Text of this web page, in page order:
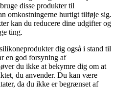
disse produkter til
omkostningerne hurtigt tilføje sig.
kan du reducere dine udgifter og
ting.
dig også i stand til
en god forsyning af
du ikke at bekymre dig om at
du anvender. Du kan være
da du ikke er begrænset af